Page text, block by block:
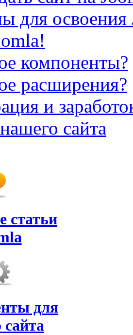
для освоения
компоненты?
расширения?
и
сайта
статьи
для